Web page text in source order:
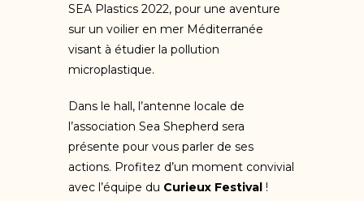
SEA Plastics 2022, pour une aventure
sur un voilier en mer Méditerranée
visant à étudier la pollution
microplastique.
Dans le hall, l’antenne locale de
l’association Sea Shepherd sera
présente pour vous parler de ses
actions. Profitez d’un moment convivial
avec l’équipe du Curieux Festival !